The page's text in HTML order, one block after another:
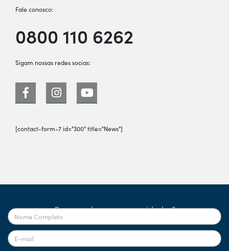
Fale conosco:
0800 110 6262
Sigam nossas redes socias:
[contact-form-7 id="300" title="News"]
Quer receber nossas novidades?